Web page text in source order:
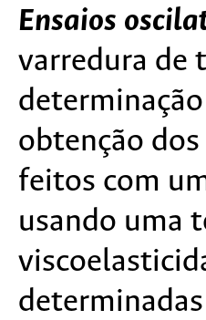
Ensaios
varredura de
obtenção
feitos com
usando uma